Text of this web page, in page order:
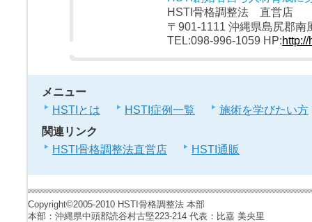
HSTI骨格調整法 直営店
〒901-1111 沖縄県島尻郡
TEL:098-996-1059 HP:
メニュー
HSTIとは
HSTI症例一覧
施術を学びたい方
関連リンク
HSTI骨格調整法直営店
HSTI通販
Copyright©2005-2010 HSTI骨格調整法 本部
本部：沖縄県中頭郡読谷村古堅223-214 代表：比嘉 美央里